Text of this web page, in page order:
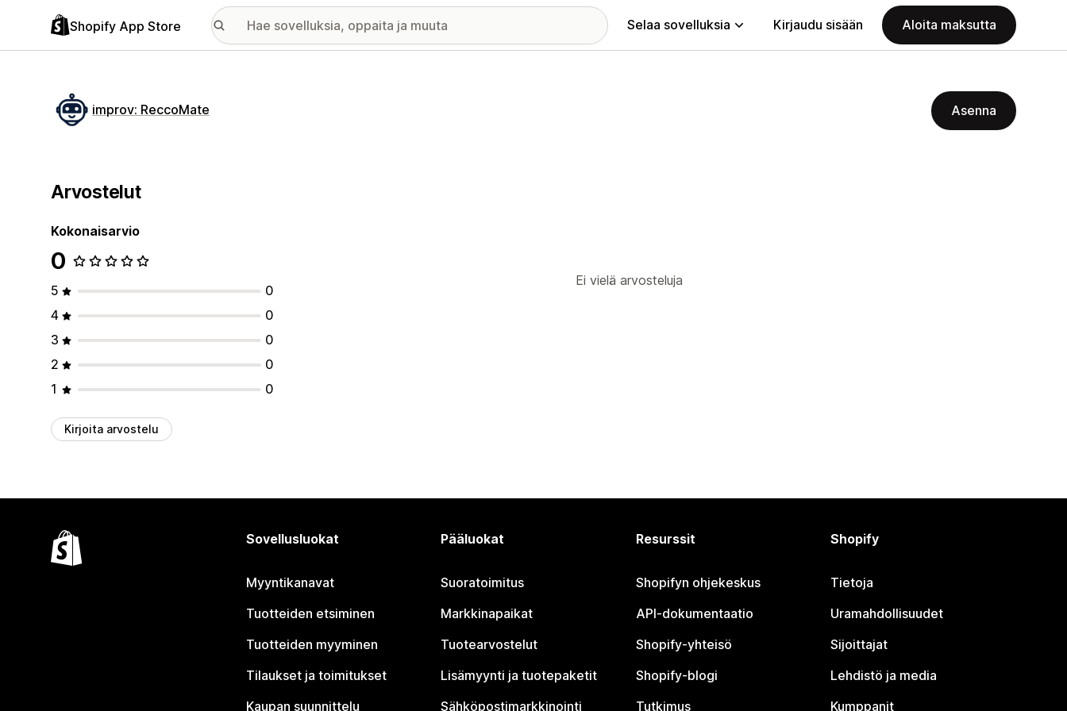
Shopify App Store Selaa sovelluksia Kirjaudu sisään Aloita maksutta
improv: ReccoMate Asenna
Arvostelut
Kokonaisarvio
0
5
0
4
0
3
0
2
0
1
0
Kirjoita arvostelu
Ei vielä arvosteluja
Sovellusluokat
Myyntikanavat
Tuotteiden etsiminen
Tuotteiden myyminen
Tilaukset ja toimitukset
Kaupan suunnittelu
Pääluokat
Suoratoimitus
Markkinapaikat
Tuotearvostelut
Lisämyynti ja tuotepaketit
Sähköpostimarkkinointi
Resurssit
Shopifyn ohjekeskus
API-dokumentaatio
Shopify-yhteisö
Shopify-blogi
Tutkimus
Shopify
Tietoja
Uramahdollisuudet
Sijoittajat
Lehdistö ja media
Kumppanit